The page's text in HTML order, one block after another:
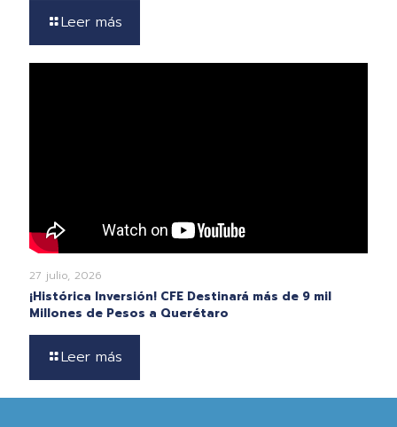
Leer más
27 julio, 2026
¡Histórica Inversión! CFE Destinará más de 9 mil
Millones de Pesos a Querétaro
Leer más